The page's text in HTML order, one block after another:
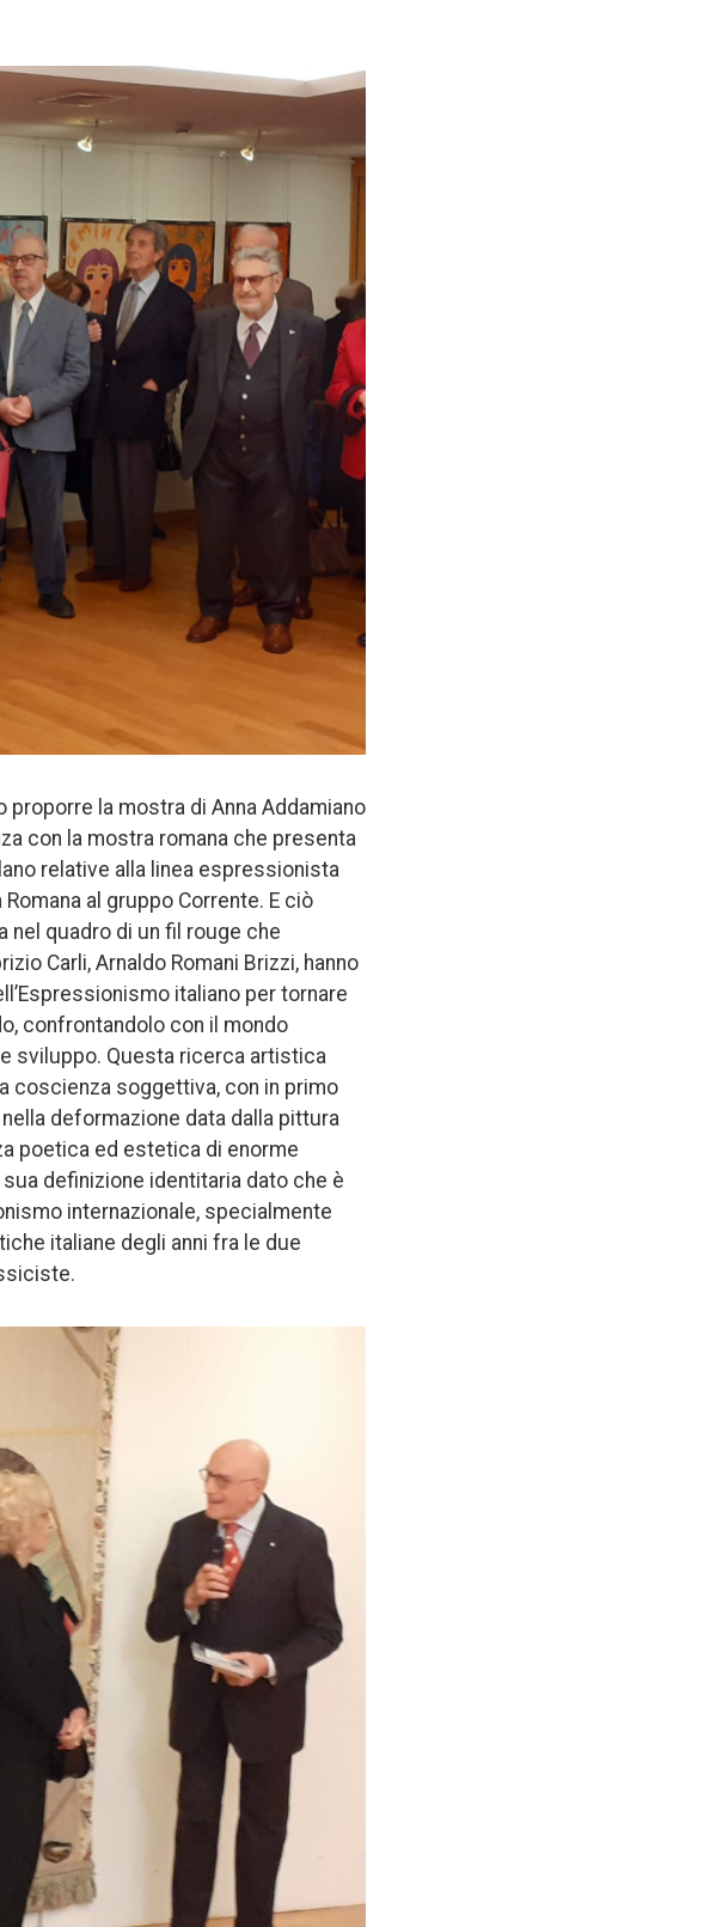
la mostra di Anna Addamiano
con la mostra romana che presenta
relative alla linea espressionista
al gruppo Corrente. E ciò
nel quadro di un fil rouge che
Carli, Arnaldo Romani Brizzi, hanno
italiano per tornare
confrontandolo con il mondo
sviluppo. Questa ricerca artistica
coscienza soggettiva, con in primo
deformazione data dalla pittura
poetica ed estetica di enorme
definizione identitaria dato che è
internazionale, specialmente
italiane degli anni fra le due